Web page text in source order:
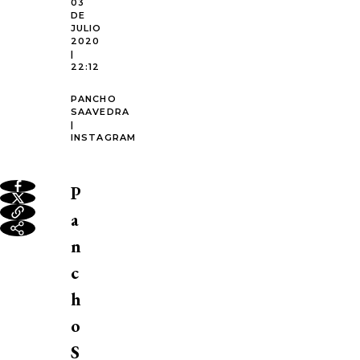
03
DE
JULIO
2020
|
22:12
PANCHO
SAAVEDRA
|
INSTAGRAM
P
a
n
c
h
o
S